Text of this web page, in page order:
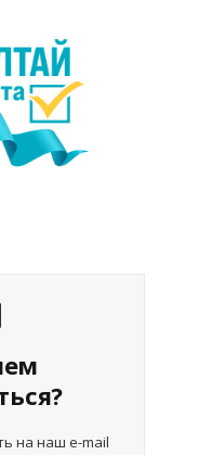
на наш e-mail